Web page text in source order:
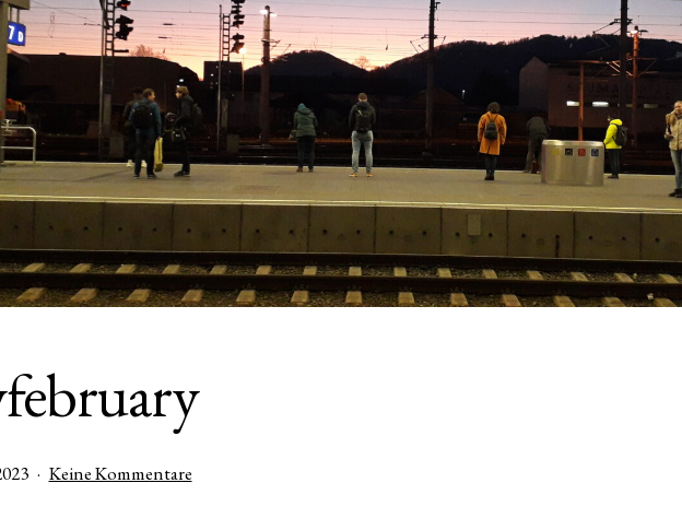
Keine Kommentarezu